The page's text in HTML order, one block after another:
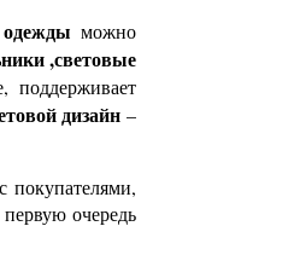
можно
,световые
поддерживает
дизайн –
покупателями,
очередь